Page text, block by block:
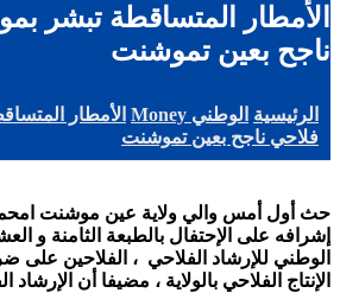
الأمطار المتساقطة تبشر
ناجح بعين تموشنت
الرئيسية الوطني Money
الأمطار
فلاحي ناجح بعين تموشنت
حث أول أمس والي ولاية عين موشنت
إشرافه على الإحتفال بالطبعة الثامنة و
الوطني للإرشاد الفلاحي ، الفلاحين على
الإنتاج الفلاحي بالولاية ، مضيفا أن